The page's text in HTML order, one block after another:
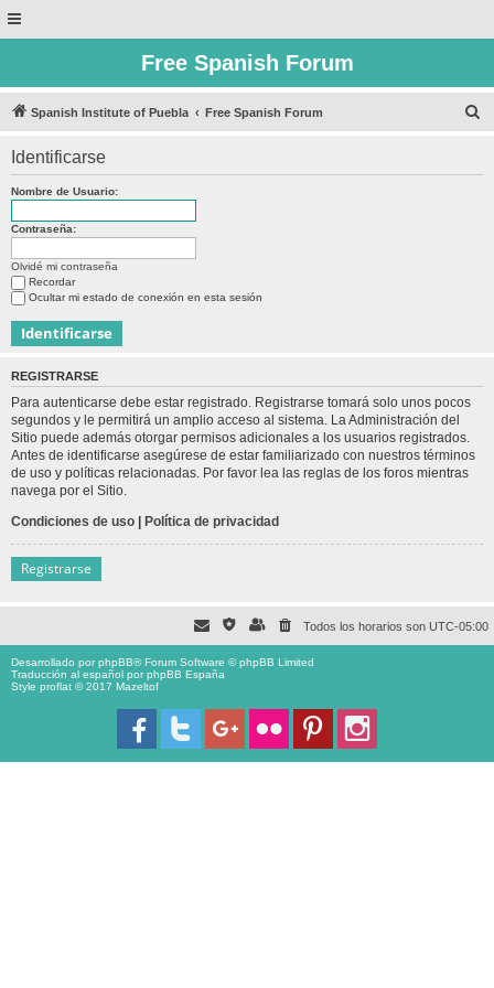
Free Spanish Forum
Spanish Institute of Puebla Free Spanish Forum
Identificarse
Nombre de Usuario:
Contraseña:
Olvidé mi contraseña
Recordar
Ocultar mi estado de conexión en esta sesión
REGISTRARSE
Para autenticarse debe estar registrado. Registrarse tomará solo unos pocos
segundos y le permitirá un amplio acceso al sistema. La Administración del
Sitio puede además otorgar permisos adicionales a los usuarios registrados.
Antes de identificarse asegúrese de estar familiarizado con nuestros términos
de uso y políticas relacionadas. Por favor lea las reglas de los foros mientras
navega por el Sitio.
Condiciones de uso | Política de privacidad
Registrarse
Todos los horarios son UTC-05:00
Desarrollado porphpBB® Forum Software © phpBB Limited
Traducción al español porphpBB España
Style proflat © 2017 Mazeltof